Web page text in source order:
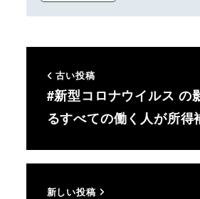
古い投稿
#新型コロナウイルス の
るすべての働く人が所
新しい投稿